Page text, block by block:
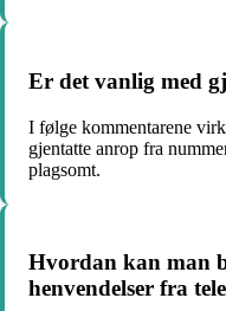
Er det vanlig med
I følge kommentarene
gjentatte anrop fra
plagsomt.
Hvordan kan man
henvendelser fra